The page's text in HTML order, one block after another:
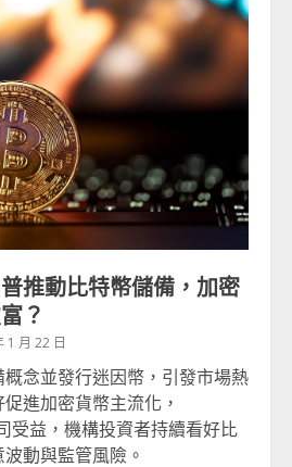
普推動比特幣儲備，加密
？
1 月 22 日
念並發行迷因幣，引發市場熱
進加密貨幣主流化，
受益，機構投資者持續看好比
動與監管風險。